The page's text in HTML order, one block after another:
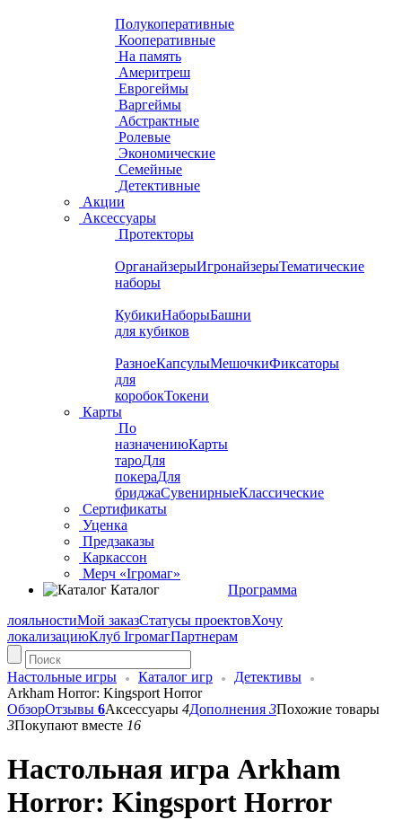
Полукоперативные
Кооперативные
На память
Америтреш
Еврогеймы
Варгеймы
Абстрактные
Ролевые
Экономические
Семейные
Детективные
Акции
Аксессуары
Протекторы
ОрганайзерыИгронайзерыТематические
наборы
КубикиНаборыБашни
для кубиков
РазноеКапсулыМешочкиФиксаторы
для
коробокТокени
Карты
По
назначениюКарты
тароДля
покераДля
бриджаСувенирныеКлассические
Сертификаты
Уценка
Предзаказы
Каркассон
Мерч «Ігромаг»
Каталог
Программа
лояльностиМой заказСтатусы проектовХочу
локализациюКлуб ІгромагПартнерам
Настольные игры Каталог игр
Детективы
Arkham Horror: Kingsport Horror
ОбзорОтзывы 6Аксессуары 4Дополнения 3Похожие товары
3Покупают вместе 16
Настольная игра Arkham
Horror: Kingsport Horror